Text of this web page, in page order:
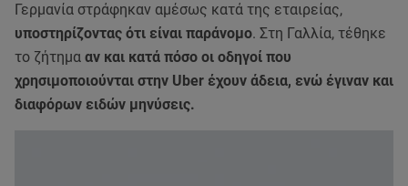
Γερμανία στράφηκαν αμέσως κατά της εταιρείας,
υποστηρίζοντας ότι είναι παράνομο. Στη Γαλλία, τέθηκε
το ζήτημα αν και κατά πόσο οι οδηγοί που
χρησιμοποιούνται στην Uber έχουν άδεια, ενώ έγιναν και
διαφόρων ειδών μηνύσεις.